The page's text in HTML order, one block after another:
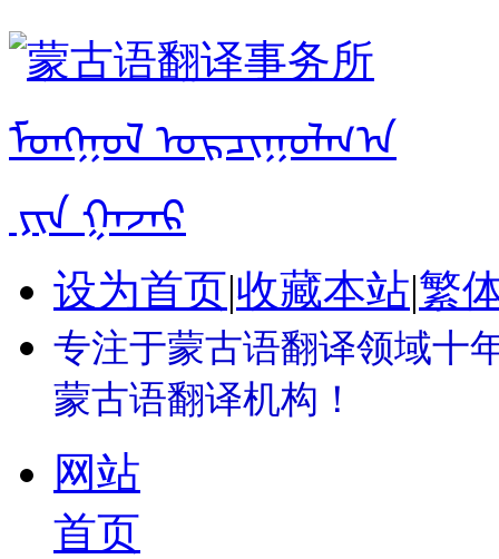
设为首页|收藏本站|繁
专注于蒙古语翻译领域十
蒙古语翻译机构！
网站
首页